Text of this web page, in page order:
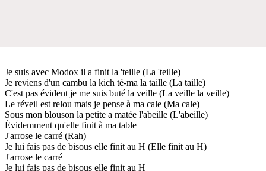
Je suis avec Modox il a finit la 'teille (La 'teille)
Je reviens d'un cambu la kich té-ma la taille (La taille)
C'est pas évident je me suis buté la veille (La veille la veille)
Le réveil est relou mais je pense à ma cale (Ma cale)
Sous mon blouson la petite a matée l'abeille (L'abeille)
Évidemment qu'elle finit à ma table
J'arrose le carré (Rah)
Je lui fais pas de bisous elle finit au H (Elle finit au H)
J'arrose le carré
Je lui fais pas de bisous elle finit au H